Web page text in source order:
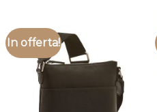
In offerta!